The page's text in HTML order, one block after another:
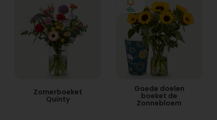
Zomerboeket
Quinty
Goede doelen
boeket de
Zonnebloem